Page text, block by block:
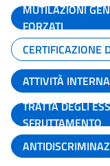
MUTILAZIONI
FORZATI
CERTIFICAZIONE
ATTIVITÀ
TRATTA DEGLI
SFRUTTAMENTO